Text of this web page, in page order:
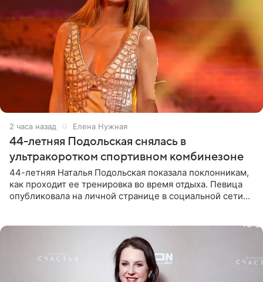
2 часа назад Елена Нужная
44-летняя Подольская снялась в
ультракоротком спортивном комбинезоне
44-летняя Наталья Подольская показала поклонникам,
как проходит ее тренировка во время отдыха. Певица
опубликовала на личной странице в социальной сети